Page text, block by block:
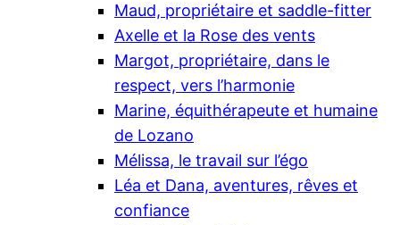
Maud, propriétaire et saddle-fitter
Axelle et la Rose des vents
Margot, propriétaire, dans le
respect, vers l’harmonie
Marine, équithérapeute et humaine
de Lozano
Mélissa, le travail sur l’égo
Léa et Dana, aventures, rêves et
confiance